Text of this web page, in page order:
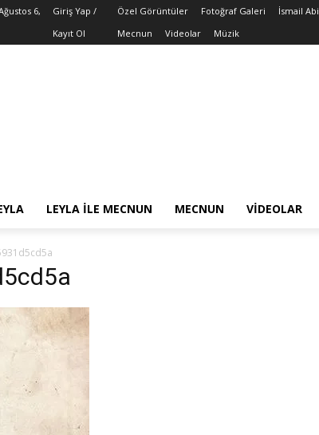
6,
Giriş Yap /
Kayıt Ol
Özel Görüntüler Fotoğraf Galeri İsmail Abi
Mecnun
Videolar Müzik
LEYLA ILE MECNUN MECNUN VIDEOLAR